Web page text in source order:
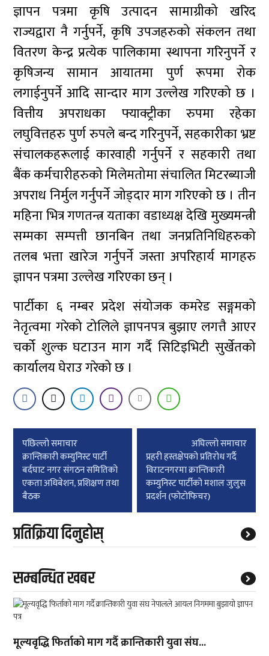
ज्ञापन पत्रमा कृषि उत्पादन सामाग्रीको खरिद
राज्यद्वारा नै गर्नुपर्ने, कृषि उपजहरुको संकलन तथा
वितरण केन्द्र प्रत्येक पालिकामा स्थापना गरिनुपर्ने र
कृषिजन्य सामान आयातमा पुर्ण रूपमा रोक
लगाईनुपर्ने आदि सान्दार माग उल्लेख गरिएको छ ।
वित्तीय अपराधका फ्याक्ट्रीका रुपमा रहेका
लघुवित्तहरु पुर्ण रुपले बन्द गरिनुपर्ने, सहकारीका भ्रष्ट
संचालकहरूलाई कारवाही गर्नुपर्ने र सहकारी तथा
बैंक कर्मचारीहरुको मिलेमतोमा संचालित मिटरब्याजी
अपराध निर्मुल गर्नुपर्ने जोड्दार माग गरिएको छ । तीन
महिना भित्र गणतन्त्र यताका वडाध्यक्ष देखि मुख्यमन्त्री
सम्मका सम्पत्ती छानबिन तथा जनप्रतिनिधिहरुको
तलब भत्ता खारेज गर्नुपर्ने जस्ता अपरिहार्य मागहरु
ज्ञापन पत्रमा उल्लेख गरिएका छन् ।
पार्टीका ६ नम्बर प्रदेश संयोजक कमरेड सङ्गमको
नेतृत्वमा गरेको टोलिले ज्ञापनपत्र बुझाए लगत्तै आएर
चर्को शुल्क घटाउन माग गर्दै सिटिइभिटी सुर्खेतको
कार्यालय घेराउ गरेको छ ।
Post
navigation
पछिल्लाे समाचार
क्रान्तिकारी कम्युनिस्ट पार्टी
बर्दघाट नगर संगठन समितिको
एकता अधिबेशन, प्रशिक्षण तथा
बैठक
अघिल्लाे समाचार
प्रहरी हस्तक्षेपकाे प्रतिराेध गर्दै
विराटनगरमा क्रान्तिकारी
कम्युनिस्ट पार्टीको मशाल जुलुस
प्रदर्शन (फाेटाेफिचर)
प्रतिक्रिया दिनुहोस्
सम्बन्धित खबर
मूल्यवृद्धि फिर्ताको माग गर्दै क्रान्तिकारी युवा संघ...